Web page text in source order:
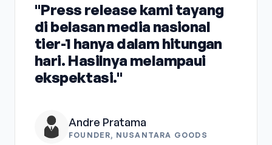
"Press release kami tayang
di belasan media nasional
tier-1 hanya dalam hitungan
hari. Hasilnya melampaui
ekspektasi."
Andre Pratama
FOUNDER, NUSANTARA GOODS